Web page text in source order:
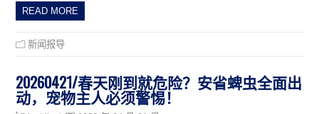
READ MORE
新闻报导
20260421/春天刚到就危险？安省蜱虫全面出
动，宠物主人必须警惕！